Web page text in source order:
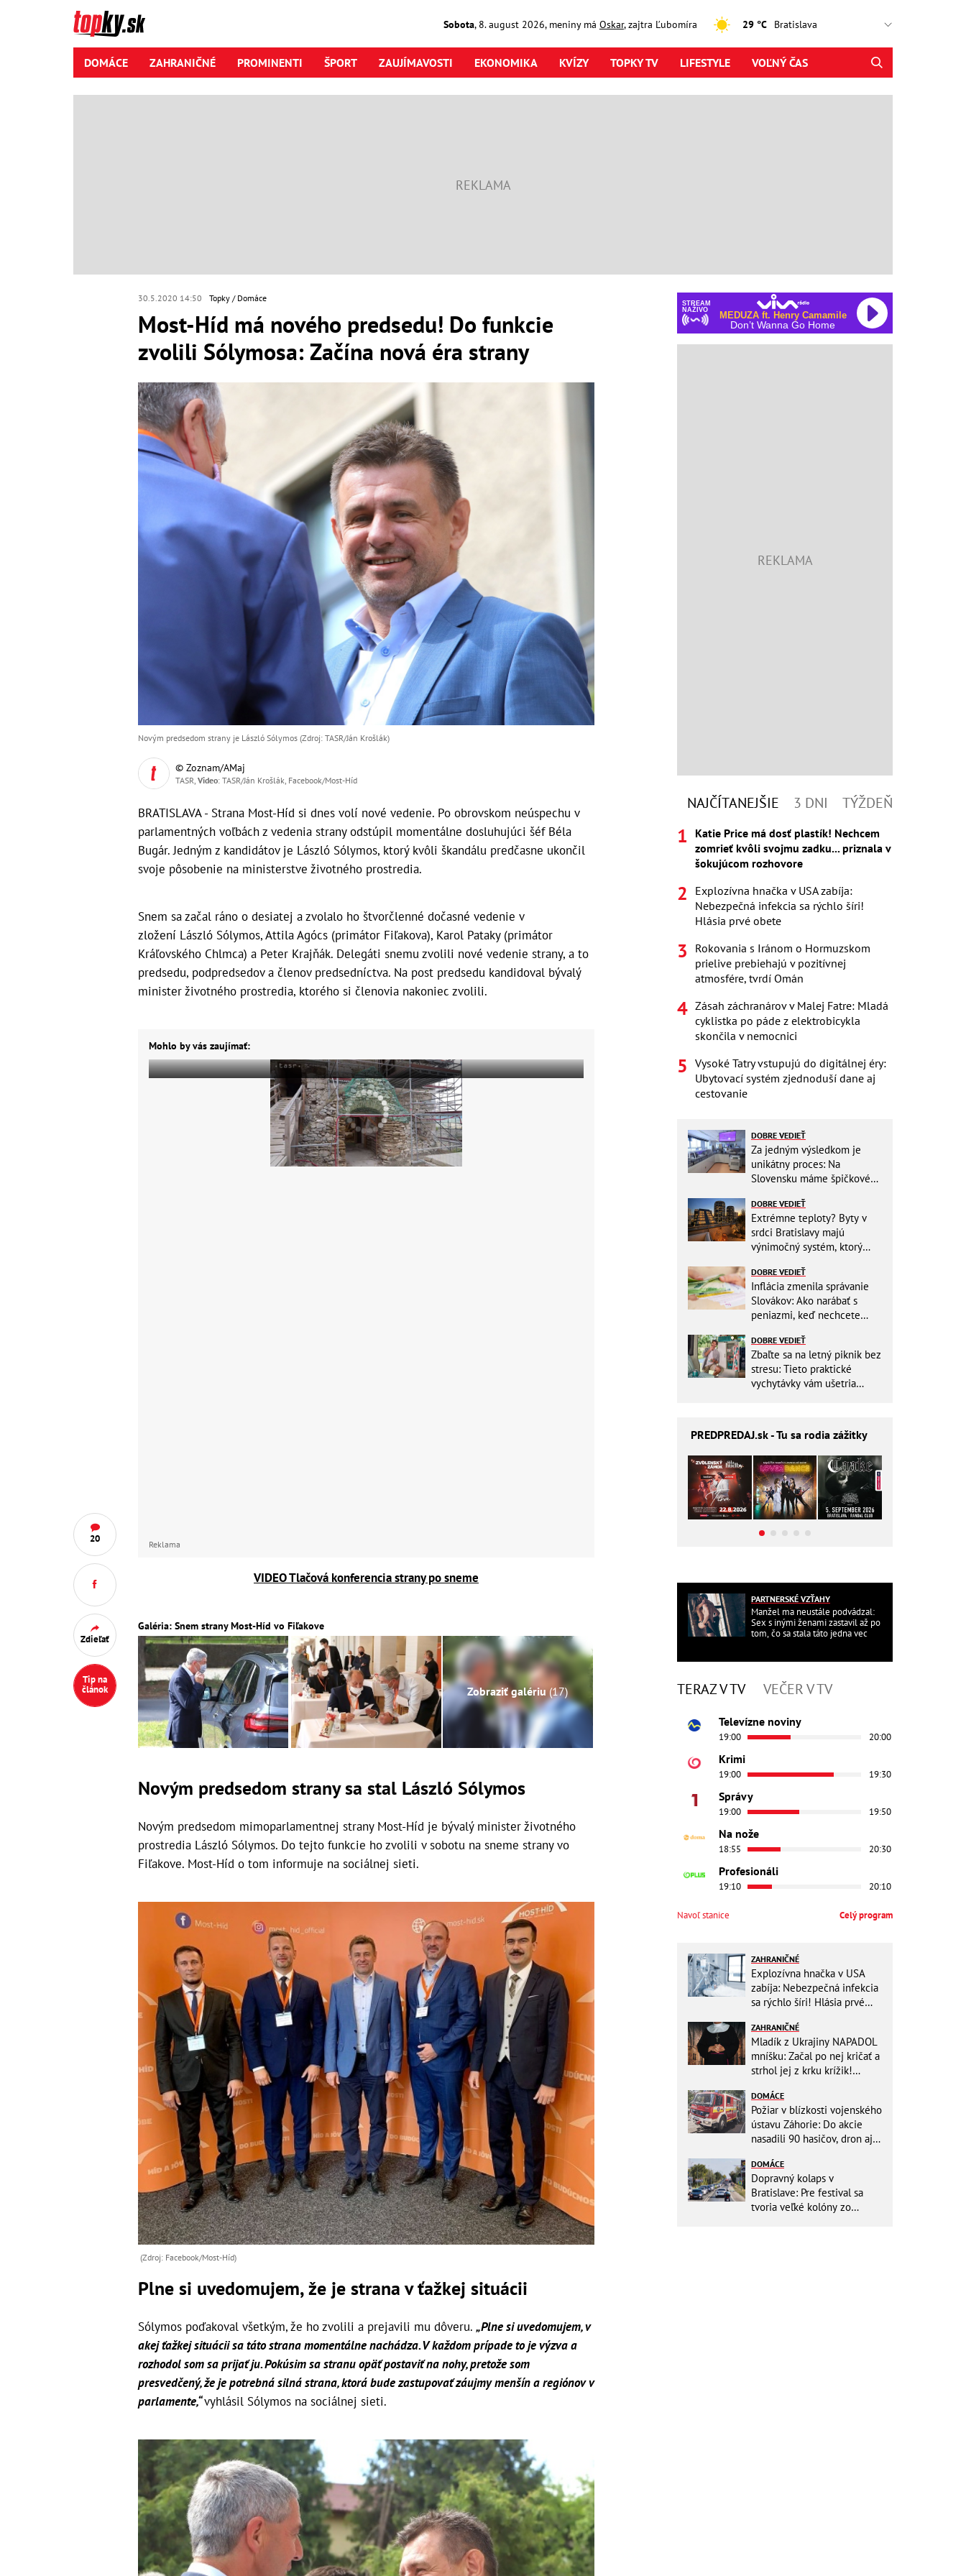
Sobota, 8. august2026, meniny má Oskar, zajtra Ľubomíra 29 °C
DOMÁCE ZAHRANIČNÉ PROMINENTI ŠPORT ZAUJÍMAVOSTI EKONOMIKA KVÍZY TOPKY TV LIFESTYLE VOĽNÝ ČAS
30.5.2020 14:50 Topky Domáce
Most-Híd má nového predsedu! Do funkcie
zvolili Sólymosa: Začína nová éra strany
20
Zdieľať
Tip na
článok
Novým predsedom strany je László Sólymos (Zdroj: TASR/Ján Krošlák)
© Zoznam/AMaj
TASR, Video: TASR/Ján Krošlák, Facebook/Most-Híd
BRATISLAVA - Strana Most-Híd si dnes volí nové vedenie. Po obrovskom neúspechu v
parlamentných voľbách z vedenia strany odstúpil momentálne dosluhujúci šéf Béla
Bugár. Jedným z kandidátov je László Sólymos, ktorý kvôli škandálu predčasne ukončil
svoje pôsobenie na ministerstve životného prostredia.
Snem sa začal ráno o desiatej a zvolalo ho štvorčlenné dočasné vedenie v
zložení László Sólymos, Attila Agócs (primátor Fiľakova), Karol Pataky (primátor
Kráľovského Chlmca) a Peter Krajňák. Delegáti snemu zvolili nové vedenie strany, a to
predsedu, podpredsedov a členov predsedníctva. Na post predsedu kandidoval bývalý
minister životného prostredia, ktorého si členovia nakoniec zvolili.
Mohlo by vás zaujímať:
Reklama
VIDEO Tlačová konferencia strany po sneme
Galéria: Snem strany Most-Híd vo Fiľakove
Zobraziť galériu(17)
Novým predsedom strany sa stal László Sólymos
Novým predsedom mimoparlamentnej strany Most-Híd je bývalý minister životného
prostredia László Sólymos. Do tejto funkcie ho zvolili v sobotu na sneme strany vo
Fiľakove. Most-Híd o tom informuje na sociálnej sieti.
(Zdroj: Facebook/Most-Híd)
Plne si uvedomujem, že je strana v ťažkej situácii
Sólymos poďakoval všetkým, že ho zvolili a prejavili mu dôveru. „Plne si uvedomujem, v
akej ťažkej situácii sa táto strana momentálne nachádza. V každom prípade to je výzva a
rozhodol som sa prijať ju. Pokúsim sa stranu opäť postaviť na nohy, pretože som
presvedčený, že je potrebná silná strana, ktorá bude zastupovať záujmy menšín a regiónov v
parlamente,“vyhlásil Sólymos na sociálnej sieti.
STREAM
NAŽIVO
MEDUZA ft. Henry Camamile
Don’t Wanna Go Home
NAJČÍTANEJŠIE 3 DNI TÝŽDEŇ
Katie Price má dosť plastík! Nechcem
zomrieť kvôli svojmu zadku... priznala v
šokujúcom rozhovore
Explozívna hnačka v USA zabíja:
Nebezpečná infekcia sa rýchlo šíri!
Hlásia prvé obete
Rokovania s Iránom o Hormuzskom
prielive prebiehajú v pozitívnej
atmosfére, tvrdí Omán
Zásah záchranárov v Malej Fatre: Mladá
cyklistka po páde z elektrobicykla
skončila v nemocnici
Vysoké Tatry vstupujú do digitálnej éry:
Ubytovací systém zjednoduší dane aj
cestovanie
DOBRE VEDIEŤ
Za jedným výsledkom je
unikátny proces: Na
Slovensku máme špičkové
DOBRE VEDIEŤ
Extrémne teploty? Byty v
srdci Bratislavy majú
výnimočný systém, ktorý
DOBRE VEDIEŤ
Inflácia zmenila správanie
Slovákov: Ako narábať s
peniazmi, keď nechcete
DOBRE VEDIEŤ
Zbaľte sa na letný piknik bez
stresu: Tieto praktické
vychytávky vám ušetria
PREDPREDAJ.sk - Tu sa rodia zážitky
PARTNERSKÉ VZŤAHY
Manžel ma neustále podvádzal:
Sex s inými ženami zastavil až po
tom, čo sa stala táto jedna vec
TERAZ V TV VEČER V TV
Televízne noviny
19:00 20:00
Krimi
19:00 19:30
Správy
19:00 19:50
Na nože
18:55 20:30
Profesionáli
19:10 20:10
Navoľ stanice Celý program
ZAHRANIČNÉ
Explozívna hnačka v USA
zabíja: Nebezpečná infekcia
sa rýchlo šíri! Hlásia prvé
ZAHRANIČNÉ
Mladík z Ukrajiny NAPADOL
mníšku: Začal po nej kričať a
strhol jej z krku krížik!
niečo iné
DOMÁCE
Požiar v blízkosti vojenského
ústavu Záhorie: Do akcie
nasadili 90 hasičov, dron aj
DOMÁCE
Dopravný kolaps v
Bratislave: Pre festival sa
tvoria veľké kolóny zo